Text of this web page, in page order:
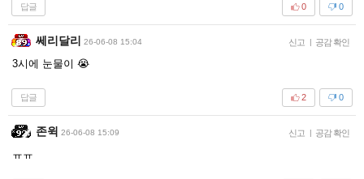
답글 0
0
쎄리달리 26-06-08 15:04 신고 | 공감 확인
3시에 눈물이 😭
답글 0
2
존윅 26-06-08 15:09 신고 | 공감 확인
ㅠㅠ